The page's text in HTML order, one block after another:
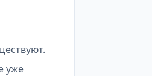
уже